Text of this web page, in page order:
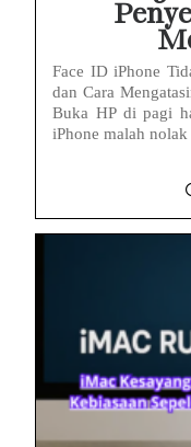
Face ID iPhone
dan Cara
Buka HP di pagi
iPhone malah